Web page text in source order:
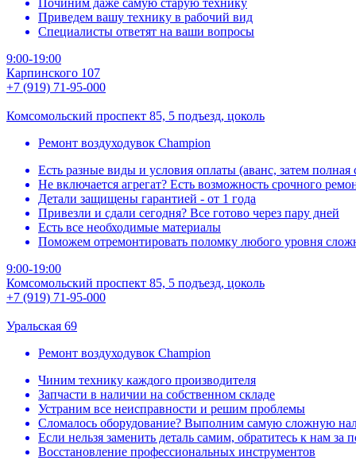
Приведем вашу технику в рабочий вид
Специалисты ответят на ваши вопросы
9:00-19:00
Карпинского 107
+7 (919) 71-95-000
Комсомольский проспект 85, 5 подъезд, цоколь
Ремонт воздуходувок Champion
Есть разные виды и условия оплаты (аванс, затем
Не включается агрегат? Есть возможность срочного
Детали защищены гарантией - от 1 года
Привезли и сдали сегодня? Все готово через пару дней
Есть все необходимые материалы
Поможем отремонтировать поломку любого уровня
9:00-19:00
Комсомольский проспект 85, 5 подъезд, цоколь
+7 (919) 71-95-000
Уральская 69
Ремонт воздуходувок Champion
Чиним технику каждого производителя
Запчасти в наличии на собственном складе
Устраним все неисправности и решим проблемы
Сломалось оборудование? Выполним самую сложную
Если нельзя заменить деталь самим, обратитесь к нам за
Восстановление профессиональных инструментов